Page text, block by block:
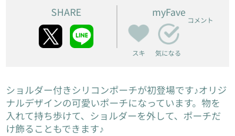
SHARE myFave
スキ 気になる
コメント
ショルダー付きシリコンポーチが初登場です♪オリジ
ナルデザインの可愛いポーチになっています。物を
入れて持ち歩けて、ショルダーを外して、ポーチだ
け飾ることもできます♪